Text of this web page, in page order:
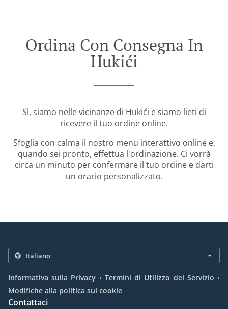
Ordina Con Consegna In
Hukići
Sì, siamo nelle vicinanze di Hukići e siamo lieti di
ricevere il tuo ordine online.
Sfoglia con calma il nostro menu interattivo online e,
quando sei pronto, effettua l'ordinazione. Ci vorrà
circa un minuto per confermare il tuo ordine e darti
un orario personalizzato.
Informativa sulla Privacy . Termini di Utilizzo del Servizio .
Modifiche alla politica sui cookie
Contattaci